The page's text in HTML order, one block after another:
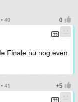
40
Finale nu nog even
41